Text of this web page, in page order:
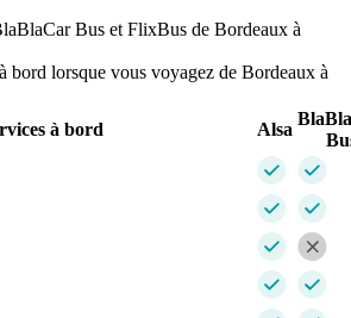
Bus et FlixBus de Bordeaux à
bord lorsque vous voyagez de Bordeaux à
à bord
Alsa